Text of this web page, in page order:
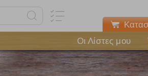
Οι Λίστες μου